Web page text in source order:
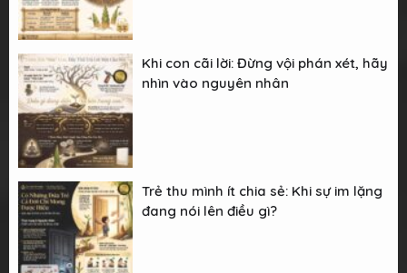
Khi con cãi lời: Đừng vội phán xét, hãy
nhìn vào nguyên nhân
Trẻ thu mình ít chia sẻ: Khi sự im lặng
đang nói lên điều gì?